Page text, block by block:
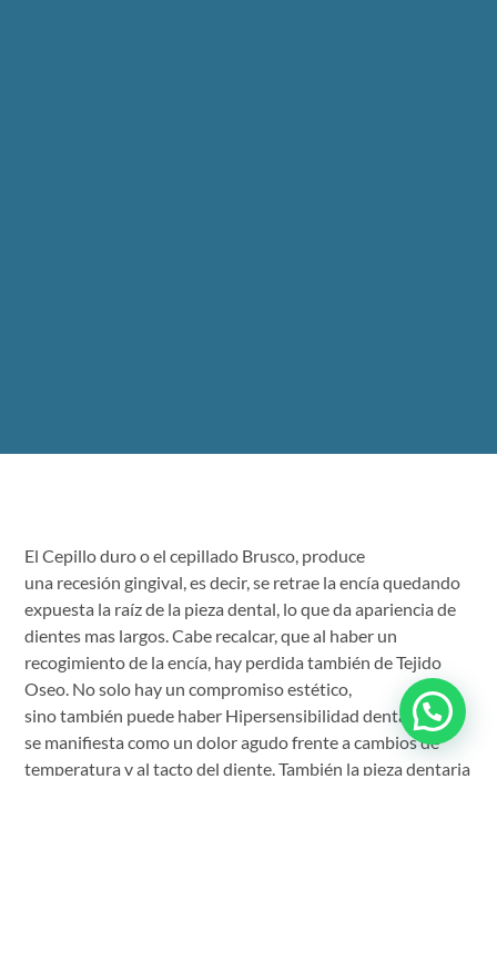
El Cepillo duro o el cepillado Brusco, produce
una recesión gingival, es decir, se retrae la encía quedando
expuesta la raíz de la pieza dental, lo que da apariencia de
dientes mas largos. Cabe recalcar, que al haber un
recogimiento de la encía, hay perdida también de Tejido
Oseo. No solo hay un compromiso estético,
sino también puede haber Hipersensibilidad dentaria, que
se manifiesta como un dolor agudo frente a cambios de
temperatura y al tacto del diente, También la pieza dentaria